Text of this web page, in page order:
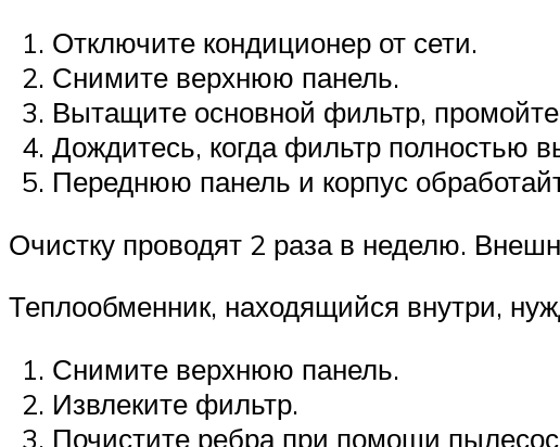
Отключите кондиционер от сети.
Снимите верхнюю панель.
Вытащите основной фильтр,
Дождитесь, когда фильтр полностью
Переднюю панель и корпус
Очистку проводят 2 раза в неделю.
Теплообменник, находящийся внутри,
Снимите верхнюю панель.
Извлеките фильтр.
Почистите ребра при помощи